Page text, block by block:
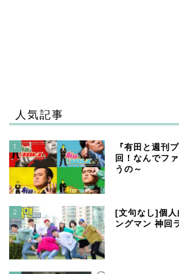
人気記事
1
『有田と週刊
回！なんでフ
うの～
2
[文句なし]個人
ングマン 神回